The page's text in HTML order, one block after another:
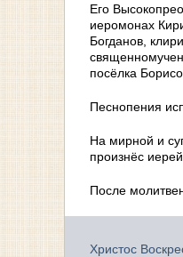
Его
иеромонах
Богданов,
посёлка
Песнопения
На мирной и
произнёс
После
Христос